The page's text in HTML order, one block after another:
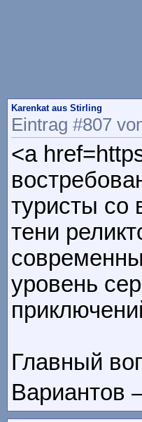
Karenkat aus Stirling
Eintrag #807
<a
туристы со
тени
уровень
Главный
Вариантов